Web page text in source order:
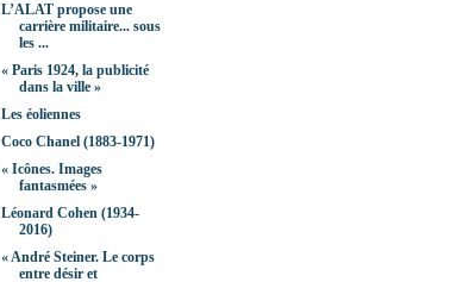
L’ALAT propose une
carrière militaire... sous
les ...
« Paris 1924, la publicité
dans la ville »
Les éoliennes
Coco Chanel (1883-1971)
« Icônes. Images
fantasmées »
Léonard Cohen (1934-
2016)
« André Steiner. Le corps
entre désir et